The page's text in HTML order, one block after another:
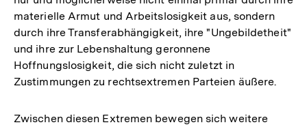
materielle Armut und Arbeitslosigkeit aus, sondern
durch ihre Transferabhängigkeit, ihre "Ungebildetheit"
und ihre zur Lebenshaltung geronnene
Hoffnungslosigkeit, die sich nicht zuletzt in
Zustimmungen zu rechtsextremen Parteien äußere.
Zwischen diesen Extremen bewegen sich weitere